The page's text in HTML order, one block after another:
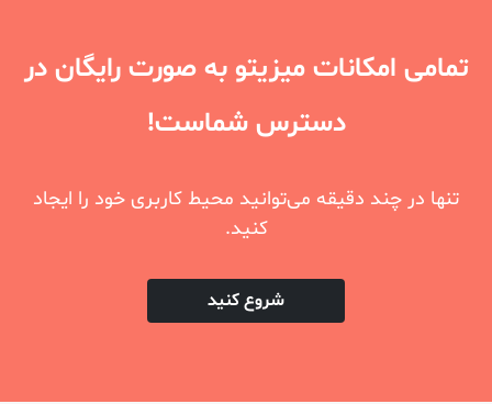
تمامی امکانات میزیتو به صورت رایگان در
دسترس شماست!
تنها در چند دقیقه می‌توانید محیط کاربری خود را ایجاد
کنید.
شروع کنید